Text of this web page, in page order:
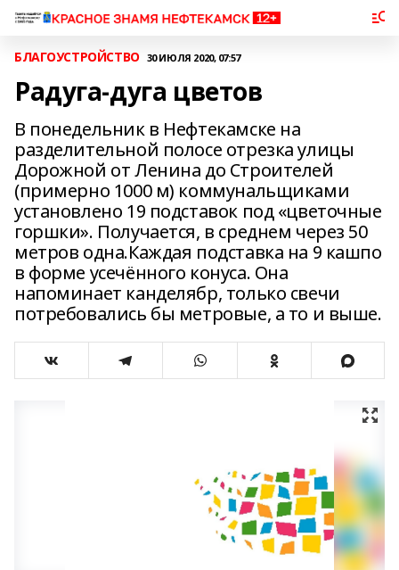
БЛАГОУСТРОЙСТВО 30 ИЮЛЯ 2020, 07:57
Радуга-дуга цветов
В понедельник в Нефтекамске на
разделительной полосе отрезка улицы
Дорожной от Ленина до Строителей
(примерно 1000 м) коммунальщиками
установлено 19 подставок под «цветочные
горшки». Получается, в среднем через 50
метров одна.Каждая подставка на 9 кашпо
в форме усечённого конуса. Она
напоминает канделябр, только свечи
потребовались бы метровые, а то и выше.